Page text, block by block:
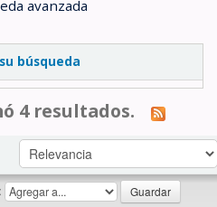
avanzada
búsqueda
4 resultados.